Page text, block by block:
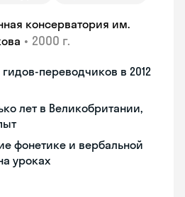
консерватория им.
• 2000 г.
переводчиков в 2012
лет в Великобритании,
фонетике и вербальной
уроках